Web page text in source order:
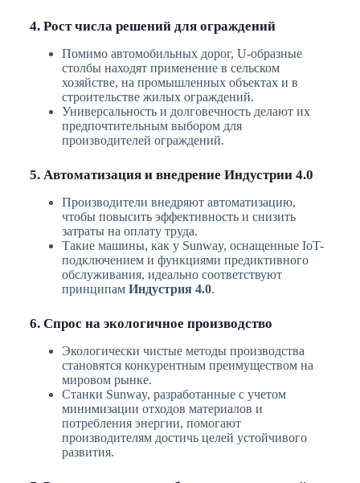
4. Рост числа решений для ограждений
Помимо автомобильных дорог, U-образные
столбы находят применение в сельском
хозяйстве, на промышленных объектах и в
строительстве жилых ограждений.
Универсальность и долговечность делают их
предпочтительным выбором для
производителей ограждений.
5. Автоматизация и внедрение Индустрии 4.0
Производители внедряют автоматизацию,
чтобы повысить эффективность и снизить
затраты на оплату труда.
Такие машины, как у Sunway, оснащенные IoT-
подключением и функциями предиктивного
обслуживания, идеально соответствуют
принципам Индустрия 4.0.
6. Спрос на экологичное производство
Экологически чистые методы производства
становятся конкурентным преимуществом на
мировом рынке.
Станки Sunway, разработанные с учетом
минимизации отходов материалов и
потребления энергии, помогают
производителям достичь целей устойчивого
развития.